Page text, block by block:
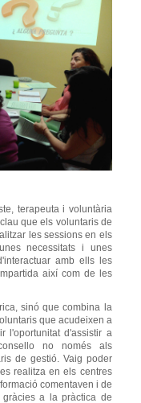
terapeuta i voluntària
que els voluntaris de
les sessions en els
necessitats i unes
amb ells les
així com de les
sinó que combina la
que acudeixen a
l'oportunitat d'assistir a
no només als
de gestió.
Vaig poder
realitza en els centres
comentaven i de
a la pràctica de